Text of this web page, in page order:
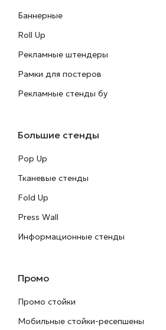
Баннерные
Roll Up
Рекламные штендеры
Рамки для постеров
Рекламные стенды бу
Большие стенды
Pop Up
Тканевые стенды
Fold Up
Press Wall
Информационные стенды
Промо
Промо стойки
Мобильные стойки-ресепшены